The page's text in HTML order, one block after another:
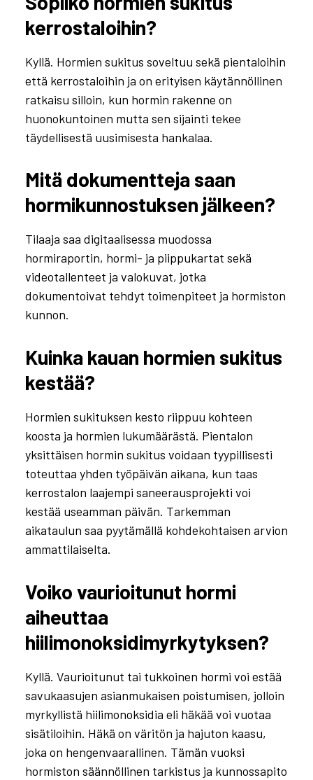
kerrostaloihin?
Kyllä. Hormien sukitus soveltuu sekä pientaloihin
että kerrostaloihin ja on erityisen käytännöllinen
ratkaisu silloin, kun hormin rakenne on
huonokuntoinen mutta sen sijainti tekee
täydellisestä uusimisesta hankalaa.
Mitä dokumentteja saan
hormikunnostuksen jälkeen?
Tilaaja saa digitaalisessa muodossa
hormiraportin, hormi- ja piippukartat sekä
videotallenteet ja valokuvat, jotka
dokumentoivat tehdyt toimenpiteet ja hormiston
kunnon.
Kuinka kauan hormien sukitus
kestää?
Hormien sukituksen kesto riippuu kohteen
koosta ja hormien lukumäärästä. Pientalon
yksittäisen hormin sukitus voidaan tyypillisesti
toteuttaa yhden työpäivän aikana, kun taas
kerrostalon laajempi saneerausprojekti voi
kestää useamman päivän. Tarkemman
aikataulun saa pyytämällä kohdekohtaisen arvion
ammattilaiselta.
Voiko vaurioitunut hormi
aiheuttaa
hiilimonoksidimyrkytyksen?
Kyllä. Vaurioitunut tai tukkoinen hormi voi estää
savukaasujen asianmukaisen poistumisen, jolloin
myrkyllistä hiilimonoksidia eli häkää voi vuotaa
sisätiloihin. Häkä on väritön ja hajuton kaasu,
joka on hengenvaarallinen. Tämän vuoksi
hormiston säännöllinen tarkistus ja kunnossapito